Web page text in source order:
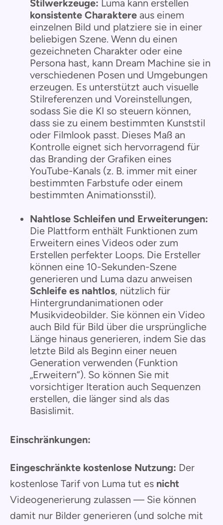
Stilwerkzeuge: Luma kann erstellen
konsistente Charaktere aus einem
einzelnen Bild und platziere sie in einer
beliebigen Szene. Wenn du einen
gezeichneten Charakter oder eine
Persona hast, kann Dream Machine sie in
verschiedenen Posen und Umgebungen
erzeugen. Es unterstützt auch visuelle
Stilreferenzen und Voreinstellungen,
sodass Sie die KI so steuern können,
dass sie zu einem bestimmten Kunststil
oder Filmlook passt. Dieses Maß an
Kontrolle eignet sich hervorragend für
das Branding der Grafiken eines
YouTube-Kanals (z. B. immer mit einer
bestimmten Farbstufe oder einem
bestimmten Animationsstil).
Nahtlose Schleifen und Erweiterungen:
Die Plattform enthält Funktionen zum
Erweitern eines Videos oder zum
Erstellen perfekter Loops. Die Ersteller
können eine 10-Sekunden-Szene
generieren und Luma dazu anweisen
Schleife es nahtlos, nützlich für
Hintergrundanimationen oder
Musikvideobilder. Sie können ein Video
auch Bild für Bild über die ursprüngliche
Länge hinaus generieren, indem Sie das
letzte Bild als Beginn einer neuen
Generation verwenden (Funktion
„Erweitern“). So können Sie mit
vorsichtiger Iteration auch Sequenzen
erstellen, die länger sind als das
Basislimit.
Einschränkungen:
Eingeschränkte kostenlose Nutzung: Der
kostenlose Tarif von Luma tut es nicht
Videogenerierung zulassen — Sie können
damit nur Bilder generieren (und solche mit